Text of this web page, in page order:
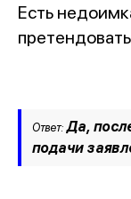
Есть
Ответ: Да,
подачи